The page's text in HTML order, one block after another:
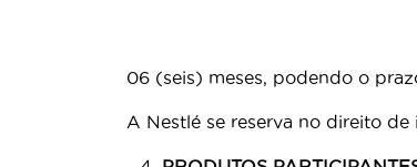
06 (seis) meses, podendo o
A Nestlé se reserva no direito